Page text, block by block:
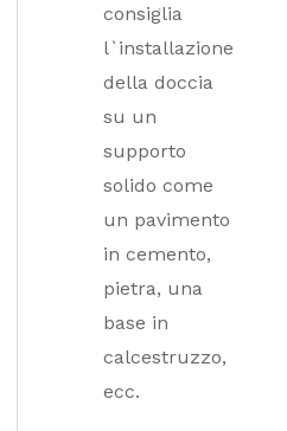
consiglia
l`installazione
della doccia
su un
supporto
solido come
un pavimento
in cemento,
pietra, una
base in
calcestruzzo,
ecc.